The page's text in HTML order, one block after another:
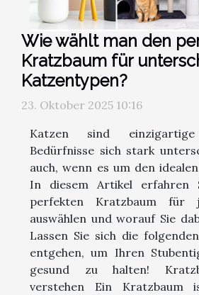
Wie wählt man den
Kratzbaum für
Katzentypen?
23. Oktober 2025 10:16
Katzen sind
Bedürfnisse sich stark
auch, wenn es um den
In diesem Artikel erfahren
perfekten Kratzbaum für
auswählen und worauf Sie
Lassen Sie sich die
entgehen, um Ihren
gesund zu halten!
verstehen Ein Kratzbaum